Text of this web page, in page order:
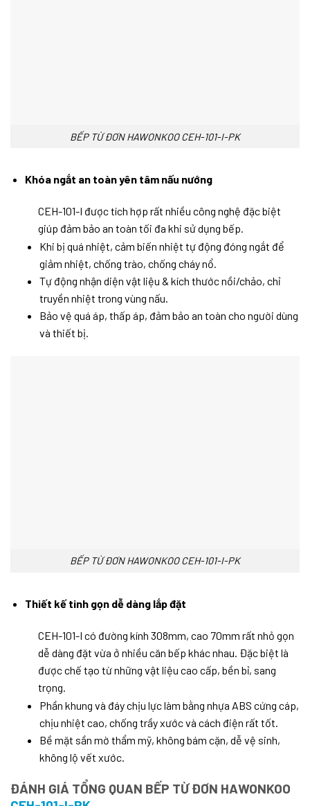
BẾP TỪ ĐƠN HAWONKOO CEH-101-I-PK
Khóa ngắt an toàn yên tâm nấu nướng
CEH-101-I được tích hợp rất nhiều công nghệ đặc biệt
giúp đảm bảo an toàn tối đa khi sử dụng bếp.
Khi bị quá nhiệt, cảm biến nhiệt tự động đóng ngắt để
giảm nhiệt, chống trào, chống cháy nổ.
Tự động nhận diện vật liệu & kích thước nồi/chảo, chỉ
truyền nhiệt trong vùng nấu.
Bảo vệ quá áp, thấp áp, đảm bảo an toàn cho người dùng
và thiết bị.
BẾP TỪ ĐƠN HAWONKOO CEH-101-I-PK
Thiết kế tinh gọn dễ dàng lắp đặt
CEH-101-I có đường kính 308mm, cao 70mm rất nhỏ gọn
dễ dàng đặt vừa ở nhiều căn bếp khác nhau. Đặc biệt là
được chế tạo từ những vật liệu cao cấp, bền bỉ, sang
trọng.
Phần khung và đáy chịu lực làm bằng nhựa ABS cứng cáp,
chịu nhiệt cao, chống trầy xước và cách điện rất tốt.
Bề mặt sần mờ thẩm mỹ, không bám cặn, dễ vệ sinh,
không lộ vết xước.
ĐÁNH GIÁ TỔNG QUAN BẾP TỪ ĐƠN HAWONKOO